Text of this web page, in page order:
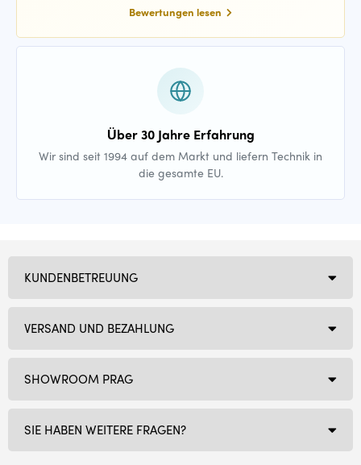
Bewertungen lesen
Über 30 Jahre Erfahrung
Wir sind seit 1994 auf dem Markt und liefern Technik in
die gesamte EU.
SHOWROOM PRAG
SIE HABEN WEITERE FRAGEN?
KUNDENBETREUUNG
VERSAND UND BEZAHLUNG